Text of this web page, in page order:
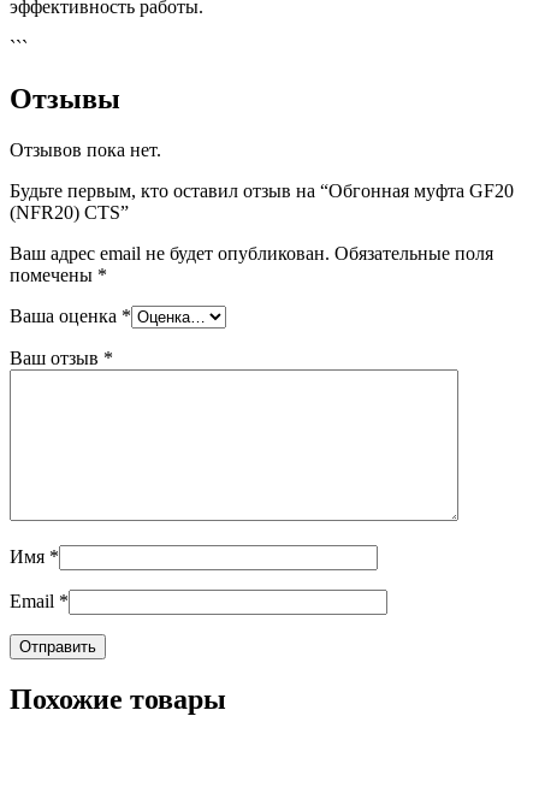
эффективность работы.
```
Отзывы
Отзывов пока нет.
Будьте первым, кто оставил отзыв на “Обгонная муфта GF20
(NFR20) CTS”
Ваш адрес email не будет опубликован. Обязательные поля
помечены *
Ваша оценка *
Ваш отзыв *
Имя *
Email *
Похожие товары